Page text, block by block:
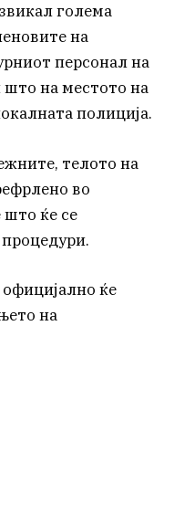
голема
на
персонал на
на местото на
полиција.
телото на
во
што ќе се
ќе
на